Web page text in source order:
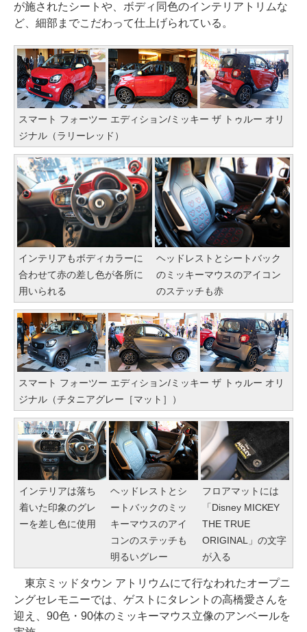
が施されたシートや、ボディ同色のインテリアトリムな
ど、細部までこだわって仕上げられている。
スマート フォーツー エディション/ミッキー ザ トゥルー オリ
ジナル（ラリーレッド）
インテリアもボディカラーに
合わせて赤の差し色が各所に
用いられる
ヘッドレストとシートバック
のミッキーマウスのアイコン
のステッチも赤
スマート フォーツー エディション/ミッキー ザ トゥルー オリ
ジナル（チタニアグレー［マット］）
インテリアは落ち
着いた印象のグレ
ーを差し色に使用
ヘッドレストとシ
ートバックのミッ
キーマウスのアイ
コンのステッチも
明るいグレー
フロアマットには
「Disney MICKEY
THE TRUE
ORIGINAL」の文字
が入る
東京ミッドタウン アトリウムにて行なわれたオープニ
ングセレモニーでは、ゲストにタレントの高橋愛さんを
迎え、90色・90体のミッキーマウス立像のアンベールを